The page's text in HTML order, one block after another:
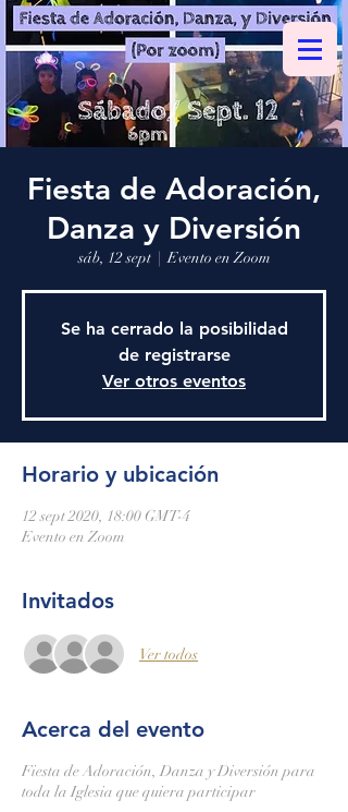
Fiesta de Adoración,
Danza y Diversión
sáb, 12 sept
  |
Evento en Zoom
Se ha cerrado la posibilidad
de registrarse
Ver otros eventos
Horario y ubicación
12 sept 2020, 18:00 GMT-4
Evento en Zoom
Invitados
Ver todos
Acerca del evento
Fiesta de Adoración, Danza y Diversión para
toda la Iglesia que quiera participar